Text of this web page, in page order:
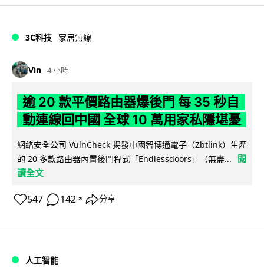
3C科技 家居無線
Vin 4 小時
逾 20 款平價路由器爆後門 每 35 秒自
動連線回中國 全球 10 萬用家私隱堪憂
網絡安全公司 VulnCheck 揭發中國智博通電子（Zbtlink）生產
的 20 多款路由器內置後門程式「Endlessdoors」（無盡...
閱
讀全文
547 142 ↗ 分享
人工智能